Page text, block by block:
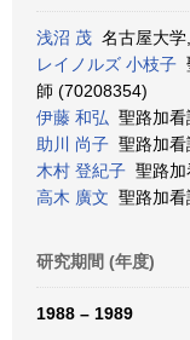
浅沼 茂 名古屋大
レイノルズ 小枝子
師 (70208354)
伊藤 和弘 聖路加
助川 尚子 聖路加
木村 登紀子 聖路
高木 廣文 聖路加
研究期間 (年度)
1988 – 1989